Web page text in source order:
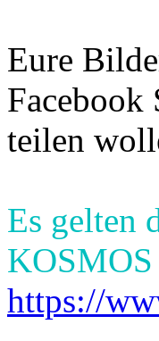
Eure
Facebook
teilen
Es gelten
https://